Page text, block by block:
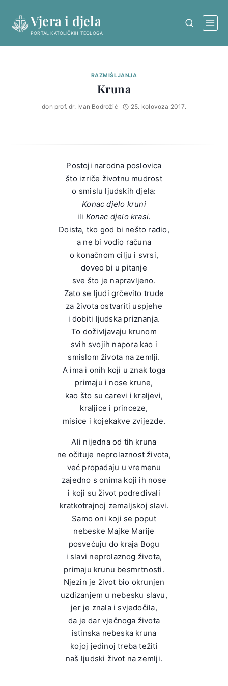
content
Vjera i djela
PORTAL KATOLIČKIH TEOLOGA
RAZMIŠLJANJA
Kruna
don prof. dr. Ivan Bodrožić 25. kolovoza 2017.
Postoji narodna poslovica
što izriče životnu mudrost
o smislu ljudskih djela:
Konac djelo kruni
ili Konac djelo krasi.
Doista, tko god bi nešto radio,
a ne bi vodio računa
o konačnom cilju i svrsi,
doveo bi u pitanje
sve što je napravljeno.
Zato se ljudi grčevito trude
za života ostvariti uspjehe
i dobiti ljudska priznanja.
To doživljavaju krunom
svih svojih napora kao i
smislom života na zemlji.
A ima i onih koji u znak toga
primaju i nose krune,
kao što su carevi i kraljevi,
kraljice i princeze,
misice i kojekakve zvijezde.
Ali nijedna od tih kruna
ne očituje neprolaznost života,
već propadaju u vremenu
zajedno s onima koji ih nose
i koji su život podređivali
kratkotrajnoj zemaljskoj slavi.
Samo oni koji se poput
nebeske Majke Marije
posvećuju do kraja Bogu
i slavi neprolaznog života,
primaju krunu besmrtnosti.
Njezin je život bio okrunjen
uzdizanjem u nebesku slavu,
jer je znala i svjedočila,
da je dar vječnoga života
istinska nebeska kruna
kojoj jedinoj treba težiti
naš ljudski život na zemlji.